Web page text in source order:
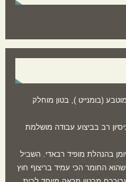
(בומנייט ), בטון מוחלק
רב בביצוע עבודה מושלמת
בהנהלת מופיד רבאדי. השביל
החומר הכי עמיד בריצוף חוץ